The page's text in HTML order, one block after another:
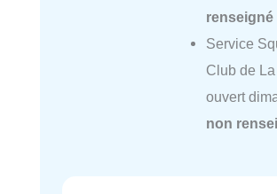
renseigné
Service
Club de
ouvert
non